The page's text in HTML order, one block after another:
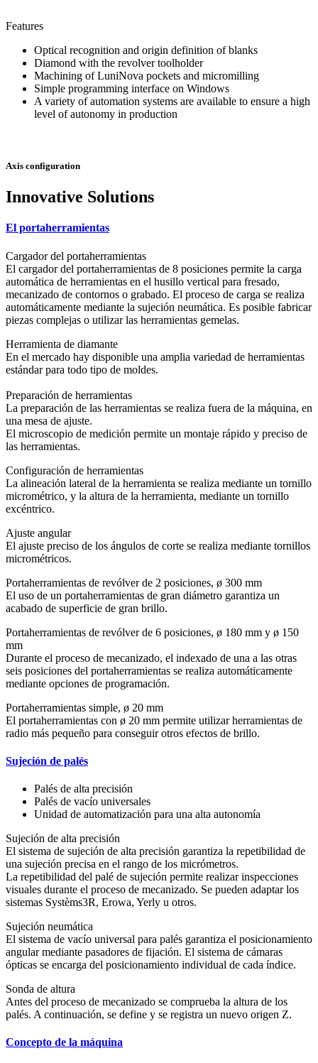
Features
Optical recognition and origin definition of blanks
Diamond with the revolver toolholder
Machining of LuniNova pockets and micromilling
Simple programming interface on Windows
A variety of automation systems are available to ensure a high
level of autonomy in production
Axis configuration
Innovative Solutions
El portaherramientas
Cargador del portaherramientas
El cargador del portaherramientas de 8 posiciones permite la carga
automática de herramientas en el husillo vertical para fresado,
mecanizado de contornos o grabado. El proceso de carga se realiza
automáticamente mediante la sujeción neumática. Es posible fabricar
piezas complejas o utilizar las herramientas gemelas.
Herramienta de diamante
En el mercado hay disponible una amplia variedad de herramientas
estándar para todo tipo de moldes.
Preparación de herramientas
La preparación de las herramientas se realiza fuera de la máquina, en
una mesa de ajuste.
El microscopio de medición permite un montaje rápido y preciso de
las herramientas.
Configuración de herramientas
La alineación lateral de la herramienta se realiza mediante un tornillo
micrométrico, y la altura de la herramienta, mediante un tornillo
excéntrico.
Ajuste angular
El ajuste preciso de los ángulos de corte se realiza mediante tornillos
micrométricos.
Portaherramientas de revólver de 2 posiciones, ø 300 mm
El uso de un portaherramientas de gran diámetro garantiza un
acabado de superficie de gran brillo.
Portaherramientas de revólver de 6 posiciones, ø 180 mm y ø 150
mm
Durante el proceso de mecanizado, el indexado de una a las otras
seis posiciones del portaherramientas se realiza automáticamente
mediante opciones de programación.
Portaherramientas simple, ø 20 mm
El portaherramientas con ø 20 mm permite utilizar herramientas de
radio más pequeño para conseguir otros efectos de brillo.
Sujeción de palés
Palés de alta precisión
Palés de vacío universales
Unidad de automatización para una alta autonomía
Sujeción de alta precisión
El sistema de sujeción de alta precisión garantiza la repetibilidad de
una sujeción precisa en el rango de los micrómetros.
La repetibilidad del palé de sujeción permite realizar inspecciones
visuales durante el proceso de mecanizado. Se pueden adaptar los
sistemas Systèms3R, Erowa, Yerly u otros.
Sujeción neumática
El sistema de vacío universal para palés garantiza el posicionamiento
angular mediante pasadores de fijación. El sistema de cámaras
ópticas se encarga del posicionamiento individual de cada índice.
Sonda de altura
Antes del proceso de mecanizado se comprueba la altura de los
palés. A continuación, se define y se registra un nuevo origen Z.
Concepto de la máquina